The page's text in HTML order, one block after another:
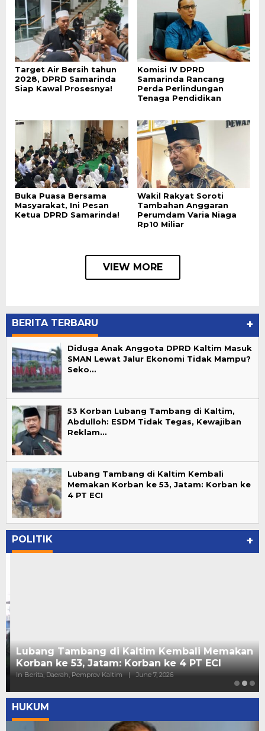
Target Air Bersih tahun
2028, DPRD Samarinda
Siap Kawal Prosesnya!
Komisi IV DPRD
Samarinda Rancang
Perda Perlindungan
Tenaga Pendidikan
Buka Puasa Bersama
Masyarakat, Ini Pesan
Ketua DPRD Samarinda!
Wakil Rakyat Soroti
Tambahan Anggaran
Perumdam Varia Niaga
Rp10 Miliar
VIEW MORE
BERITA TERBARU +
Diduga Anak Anggota DPRD Kaltim Masuk
SMAN Lewat Jalur Ekonomi Tidak Mampu?
Seko…
53 Korban Lubang Tambang di Kaltim,
Abdulloh: ESDM Tidak Tegas, Kewajiban
Reklam…
Lubang Tambang di Kaltim Kembali
Memakan Korban ke 53, Jatam: Korban ke
4 PT ECI
POLITIK +
Lubang Tambang di Kaltim Kembali Memakan
Korban ke 53, Jatam: Korban ke 4 PT ECI
In Berita, Daerah, Pemprov Kaltim June 7, 2026
HUKUM